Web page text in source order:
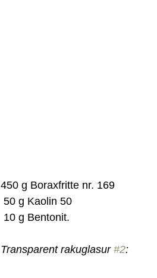
450 g Boraxfritte nr. 169
50 g Kaolin 50
10 g Bentonit.
Transparent rakuglasur #2: